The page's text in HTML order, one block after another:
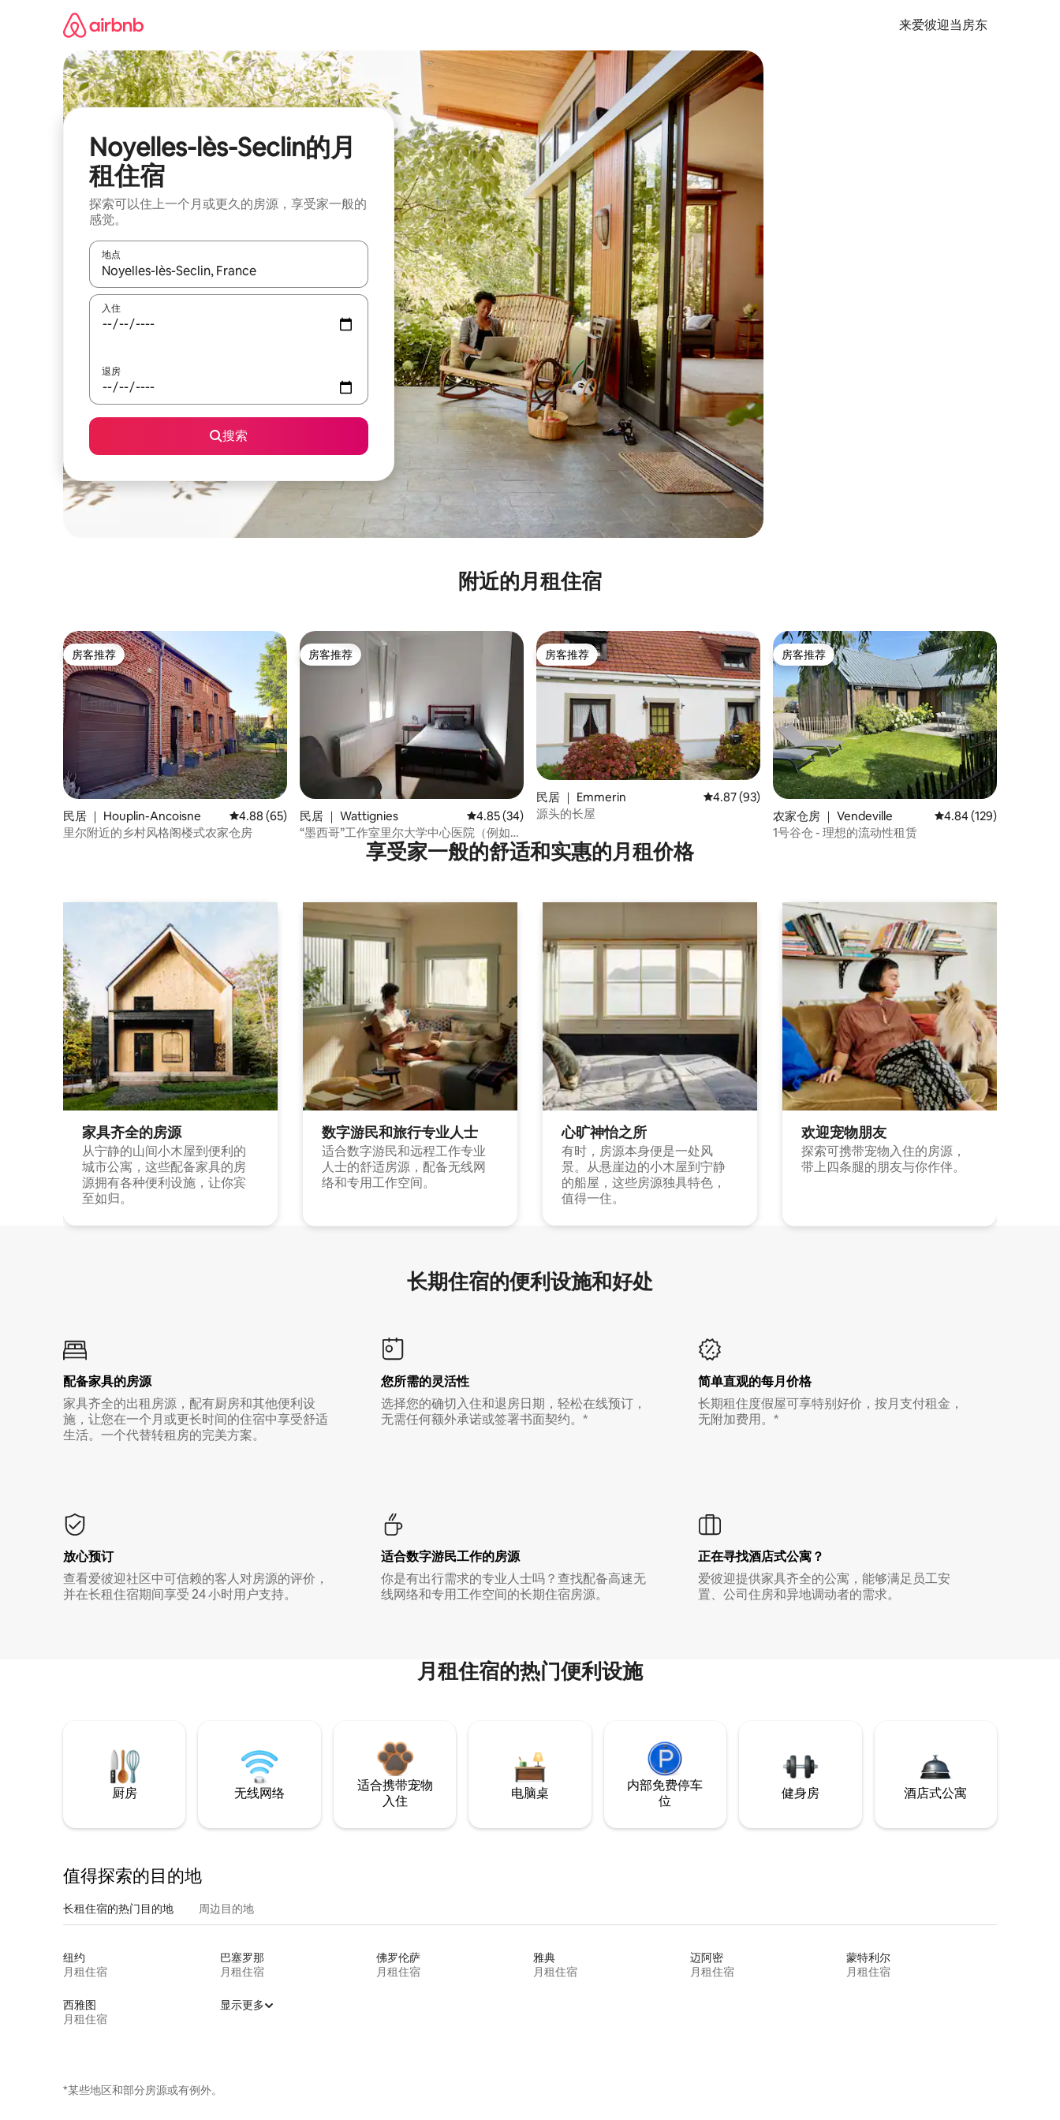
来爱彼迎当房东
Noyelles-lès-Seclin的月
租住宿
探索可以住上一个月或更久的房源，享受家一般的
感觉。
地点
如有搜索结果，请使用上下方向键查看，或通过点击或滑动手势浏览。
入住
退房
搜索
附近的月租住宿
房客推荐
房客推荐
民居 ｜ Houplin-Ancoisne 平均评分 4.88 分（满分 5 分），共 65 条评价
4.88 (65)
里尔附近的乡村风格阁楼式农家仓房
房客推荐
房客推荐
民居 ｜ Wattignies 平均评分 4.85 分（满分 5 分），共 34 条评价
4.85 (34)
“墨西哥”工作室里尔大学中心医院（例如：
房客推荐
房客推荐
民居 ｜ Emmerin 平均评分 4.87 分（满分 5 分），共 93 条评价
4.87 (93)
源头的长屋
房客推荐
房客推荐
农家仓房 ｜ Vendeville 平均评分 4.84 分（满
4.84 (129)
1号谷仓 - 理想的流动性租赁
享受家一般的舒适和实惠的月租价格
家具齐全的房源
从宁静的山间小木屋到便利的
城市公寓，这些配备家具的房
源拥有各种便利设施，让你宾
至如归。
数字游民和旅行专业人士
适合数字游民和远程工作专业
人士的舒适房源，配备无线网
络和专用工作空间。
心旷神怡之所
有时，房源本身便是一处风
景。从悬崖边的小木屋到宁静
的船屋，这些房源独具特色，
值得一住。
欢迎宠物朋友
探索可携带宠物入住的房源，
带上四条腿的朋友与你作伴。
长期住宿的便利设施和好处
配备家具的房源
家具齐全的出租房源，配有厨房和其他便利设
施，让您在一个月或更长时间的住宿中享受舒适
生活。一个代替转租房的完美方案。
您所需的灵活性
选择您的确切入住和退房日期，轻松在线预订，
无需任何额外承诺或签署书面契约。*
简单直观的每月价格
长期租住度假屋可享特别好价，按月支付租金，
无附加费用。*
放心预订
查看爱彼迎社区中可信赖的客人对房源的评价，
并在长租住宿期间享受 24 小时用户支持。
适合数字游民工作的房源
你是有出行需求的专业人士吗？查找配备高速无
线网络和专用工作空间的长期住宿房源。
正在寻找酒店式公寓？
爱彼迎提供家具齐全的公寓，能够满足员工安
置、公司住房和异地调动者的需求。
月租住宿的热门便利设施
厨房 无线网络
适合携带宠物
入住
电脑桌
内部免费停车
位
健身房 酒店式公寓
值得探索的目的地
长租住宿的热门目的地 周边目的地
纽约
月租住宿
巴塞罗那
月租住宿
佛罗伦萨
月租住宿
雅典
月租住宿
迈阿密
月租住宿
蒙特利尔
月租住宿
西雅图
月租住宿
显示更多
*某些地区和部分房源或有例外。